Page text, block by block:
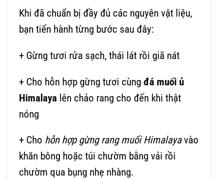
Khi đã chuẩn bị đầy đủ các nguyên vật liệu,
bạn tiến hành từng bước sau đây:
+ Gừng tươi rửa sạch, thái lát rồi giã nát
+ Cho hỗn hợp gừng tươi cùng đá muối ủ
Himalaya lên chảo rang cho đến khi thật
nóng
+ Cho hỗn hợp gừng rang muối Himalayavào
khăn bông hoặc túi chườm bằng vải rồi
chườm qua bụng nhẹ nhàng.